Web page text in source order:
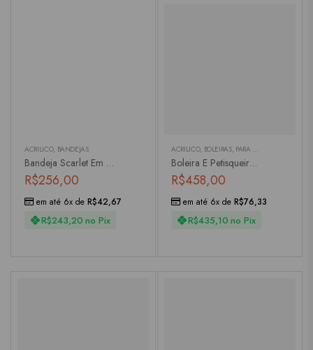
ACRÍLICO, BANDEJAS
Bandeja Scarlet Em Acrílico
R$256,00
R$243,20 no Pix
em até 6x de R$42,67
ACRÍLICO, BOLEIRAS, PARA SERVIR
Boleira E Petisqueira Em Acrílico Transparente
R$458,00
R$435,10 no Pix
em até 6x de R$76,33